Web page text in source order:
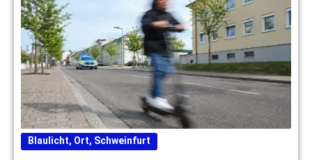
Blaulicht, Ort, Schweinfurt